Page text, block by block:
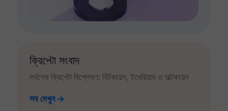
ক্রিপ্টো সংবাদ
সর্বশেষ ক্রিপ্টো বিশ্লেষণ: বিটকয়েন, ইথেরিয়াম ও অল্টকয়েন
সব দেখুন